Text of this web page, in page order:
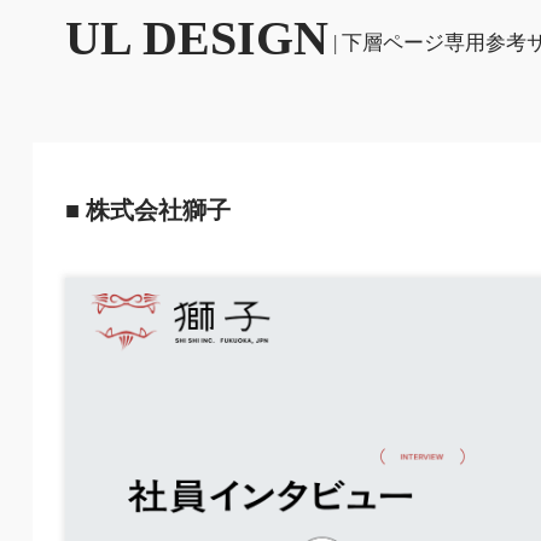
UL DESIGN | 下層ページ専用参考
■ 株式会社獅子